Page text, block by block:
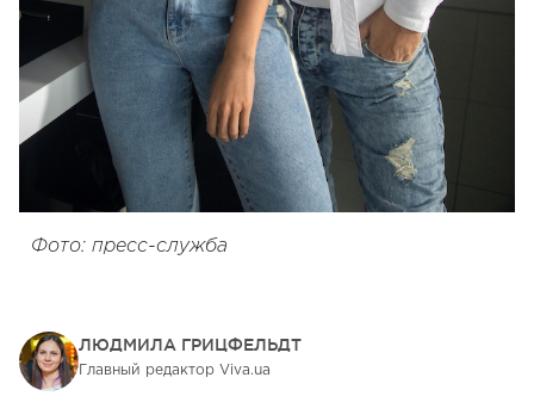
Фото: пресс-служба
ЛЮДМИЛА ГРИЦФЕЛЬДТ
Главный редактор Viva.ua